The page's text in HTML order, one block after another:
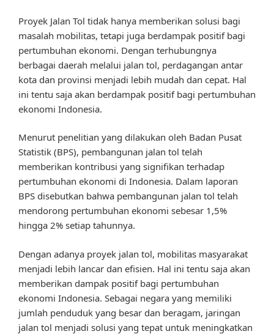
Proyek Jalan Tol tidak hanya memberikan solusi bagi
masalah mobilitas, tetapi juga berdampak positif bagi
pertumbuhan ekonomi. Dengan terhubungnya
berbagai daerah melalui jalan tol, perdagangan antar
kota dan provinsi menjadi lebih mudah dan cepat. Hal
ini tentu saja akan berdampak positif bagi pertumbuhan
ekonomi Indonesia.
Menurut penelitian yang dilakukan oleh Badan Pusat
Statistik (BPS), pembangunan jalan tol telah
memberikan kontribusi yang signifikan terhadap
pertumbuhan ekonomi di Indonesia. Dalam laporan
BPS disebutkan bahwa pembangunan jalan tol telah
mendorong pertumbuhan ekonomi sebesar 1,5%
hingga 2% setiap tahunnya.
Dengan adanya proyek jalan tol, mobilitas masyarakat
menjadi lebih lancar dan efisien. Hal ini tentu saja akan
memberikan dampak positif bagi pertumbuhan
ekonomi Indonesia. Sebagai negara yang memiliki
jumlah penduduk yang besar dan beragam, jaringan
jalan tol menjadi solusi yang tepat untuk meningkatkan